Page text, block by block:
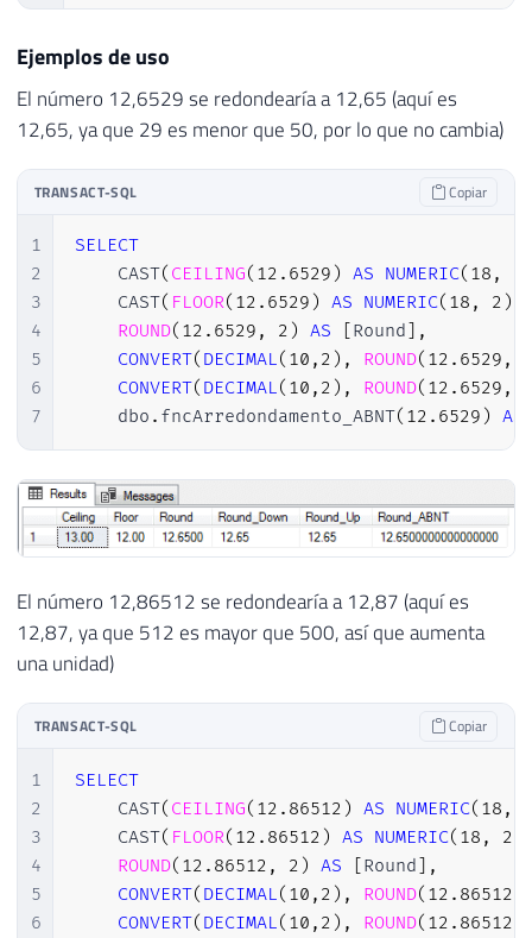
21
22
23
24
25
27
29
30
31
32
33
34
SELECT
@Nova_Parte_Decimal = (CASE
WHEN @RestanteDosDecimais >
@DoisPrimeirosDecimais
RETURN (@Parte_Inteira +
Ejemplos de uso
El número 12,6529 se redondearía a 12,65 (aquí es
12,65, ya que 29 es menor que 50, por lo que no cambia)
TRANSACT-SQL Copiar
1
2
3
4
5
6
7
SELECT
    CAST
( CEILING( 12.6529 ) AS NUMERIC( 18 ,
    CAST
( FLOOR( 12.6529 ) AS NUMERIC( 18 , 2 )
ROUND( 12.6529 , 2 ) AS Round
,
CONVERT( DECIMAL( 10 , 2 ) , ROUND( 12.6529 ,
CONVERT( DECIMAL( 10 , 2 ) , ROUND( 12.6529 ,
    dbo
. fncArredondamento_ABNT( 12.6529 ) AS
El número 12,86512 se redondearía a 12,87 (aquí es
12,87, ya que 512 es mayor que 500, así que aumenta
una unidad)
TRANSACT-SQL Copiar
1
2
3
4
5
6
SELECT
    CAST
( CEILING( 12.86512 ) AS NUMERIC( 18 ,
    CAST
( FLOOR( 12.86512 ) AS NUMERIC( 18 , 2
ROUND( 12.86512 , 2 ) AS [Round] ,
CONVERT( DECIMAL( 10 , 2 ) , ROUND( 12.86512
CONVERT( DECIMAL( 10 , 2 ) , ROUND( 12.86512